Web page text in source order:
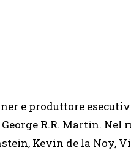
e produttore
R.R. Martin. Nel
Kevin de la Noy,